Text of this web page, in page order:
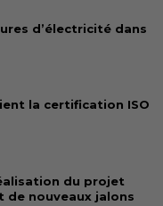
d’électricité dans
la certification ISO
du projet
de nouveaux jalons